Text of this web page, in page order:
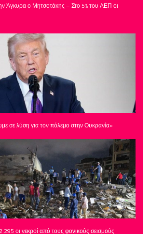
Άγκυρα ο Μητσοτάκης – Στο 5% του ΑΕΠ οι
σε λύση για τον πόλεμο στην Ουκρανία»
οι νεκροί από τους φονικούς σεισμούς